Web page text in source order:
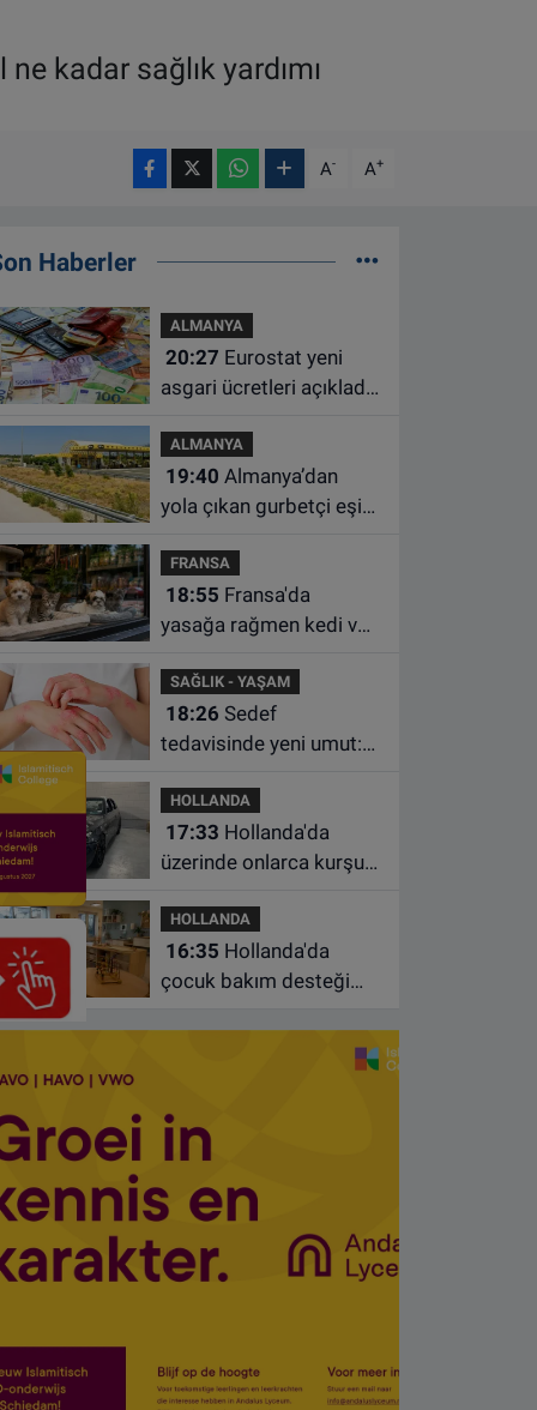
kadar sağlık yardımı
A- A+
Haberler
ALMANYA
20:27
asgari ücretleri açıkladı:
sıraya yükseldi
ALMANYA
19:40
yola çıkan gurbetçi eşini
istasyonunda unuttu
FRANSA
18:55
yasağa rağmen kedi ve
shoplara hayvan başına
1.500 euro ceza
SAĞLIK - YAŞAM
18:26
tedavisinde yeni umut:
iyileşmediği bulundu
HOLLANDA
17:33
üzerinde onlarca kurşun
euroya satışa çıktı
HOLLANDA
16:35
çocuk bakım desteği
hâlâ ek ödeme yapıyor